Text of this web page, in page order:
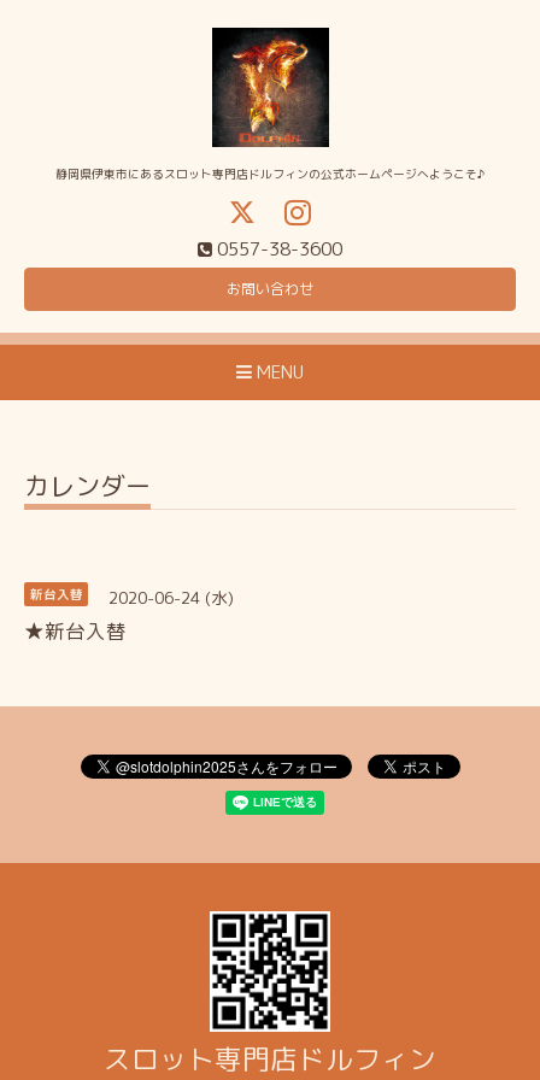
静岡県伊東市にあるスロット専門店ドルフィンの公式ホームページへようこそ♪
0557-38-3600
お問い合わせ
MENU
カレンダー
新台入替 2020-06-24 (水)
★新台入替
スロット専門店ドルフィン